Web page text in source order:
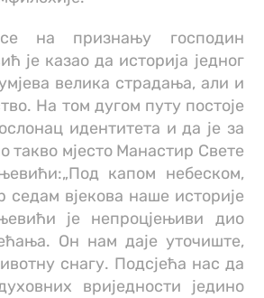
се на признању господин
је казао да историја једног
велика страдања, али и
На том дугом путу постоје
идентитета и да је за
такво мјесто Манастир Свете
капом небеском,
седам вјекова наше историје
је непроцјењиви дио
Он нам даје уточиште,
снагу. Подсјећа нас да
вриједности једино